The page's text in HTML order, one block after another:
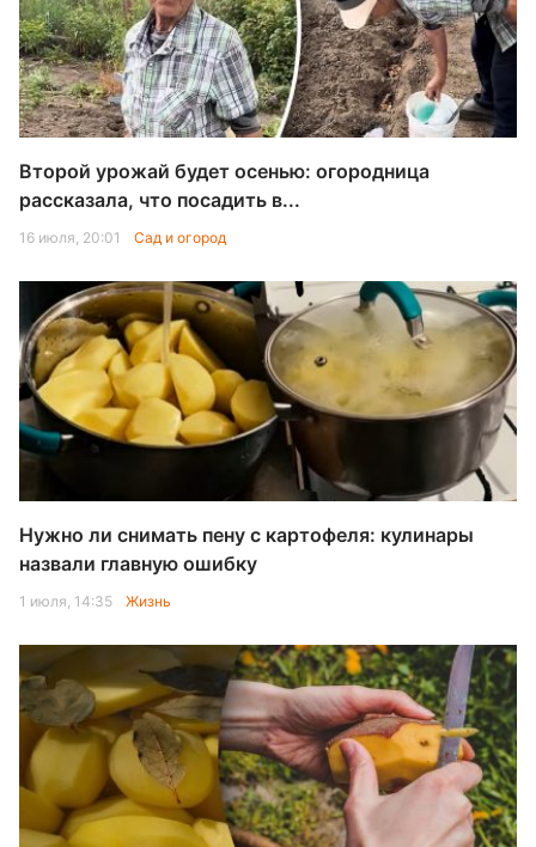
Второй урожай будет осенью: огородница
рассказала, что посадить в...
16 июля, 20:01 Сад и огород
Нужно ли снимать пену с картофеля: кулинары
назвали главную ошибку
1 июля, 14:35 Жизнь